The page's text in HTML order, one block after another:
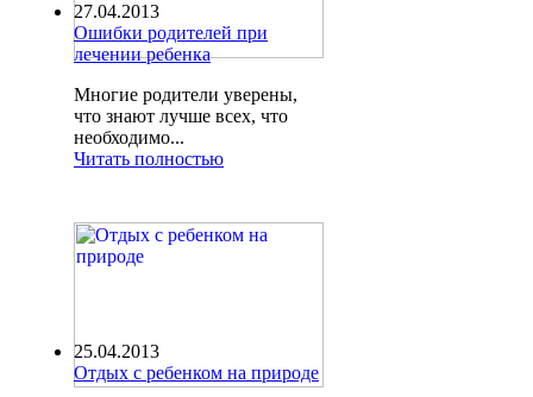
27.04.2013
Ошибки родителей при
лечении ребенка
Многие родители уверены,
что знают лучше всех, что
необходимо...
Читать полностью
25.04.2013
Отдых с ребенком на природе